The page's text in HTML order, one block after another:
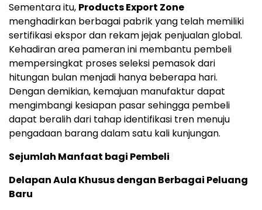
Sementara itu, Products Export Zone
menghadirkan berbagai pabrik yang telah memiliki
sertifikasi ekspor dan rekam jejak penjualan global.
Kehadiran area pameran ini membantu pembeli
mempersingkat proses seleksi pemasok dari
hitungan bulan menjadi hanya beberapa hari.
Dengan demikian, kemajuan manufaktur dapat
mengimbangi kesiapan pasar sehingga pembeli
dapat beralih dari tahap identifikasi tren menuju
pengadaan barang dalam satu kali kunjungan.
Sejumlah Manfaat bagi Pembeli
Delapan Aula Khusus dengan Berbagai Peluang
Baru